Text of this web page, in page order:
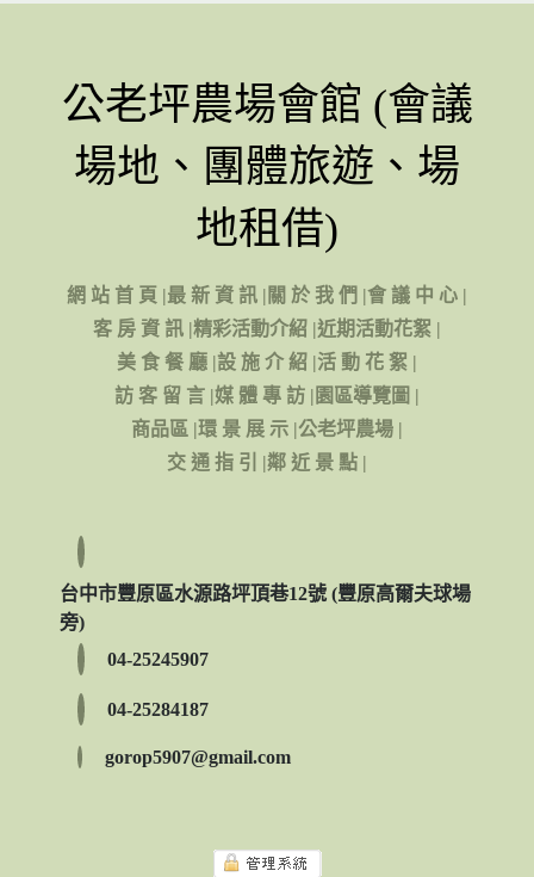
公老坪農場會館 (會議
場地、團體旅遊、場
地租借)
網 站 首 頁 |最 新 資 訊 | 關 於 我 們 |會 議 中 心 |
客 房 資 訊 |精彩活動介紹 |近期活動花絮 |
美 食 餐 廳 |設 施 介 紹 |活 動 花 絮 |
訪 客 留 言 |媒 體 專 訪 | 園區導覽圖 |
商品區 |環 景 展 示 |公老坪農場 |
交 通 指 引
|鄰 近 景 點 |
台中市豐原區水源路坪頂巷12號 (豐原高爾夫球場
旁)
04-25245907
04-25284187
gorop5907@gmail.com